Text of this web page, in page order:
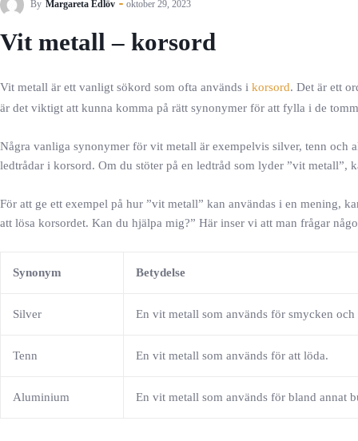
By Margareta Edlöv oktober 29, 2023
Vit metall – korsord
Vit metall är ett vanligt sökord som ofta används i korsord. Det är ett
är det viktigt att kunna komma på rätt synonymer för att fylla i de
Några vanliga synonymer för vit metall är exempelvis silver, tenn och
ledtrådar i korsord. Om du stöter på en ledtråd som lyder ”vit metall”,
För att ge ett exempel på hur ”vit metall” kan användas i en mening,
att lösa korsordet. Kan du hjälpa mig?” Här inser vi att man frågar
Synonym Betydelse
Silver En vit metall som används för smycken och
Tenn En vit metall som används för att löda.
Aluminium En vit metall som används för bland annat